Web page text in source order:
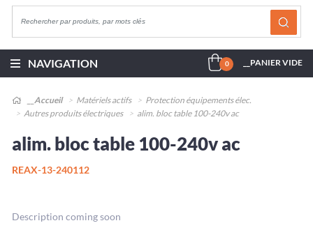
NAVIGATION 0 __PANIER VIDE
__Accueil Matériels actifs
Protection équipements élec.
Autres produits électriques
alim. bloc table 100-240v ac
alim. bloc table 100-240v ac
REAX-13-240112
Description coming soon